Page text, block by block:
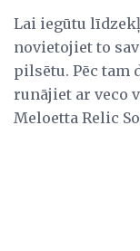
Lai iegūtu
novietojiet to
pilsētu. Pēc tam
runājiet ar veco
Meloetta Relic